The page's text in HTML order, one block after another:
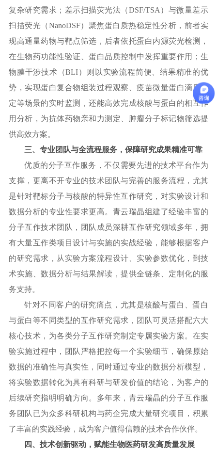
复杂研究需求；差示扫描荧光法（DSF/TSA）与微量差示
扫描荧光（NanoDSF）聚焦蛋白质热稳定性分析，前者实
现高通量药物与靶点筛选，后者依托蛋白内源荧光检测，
在生物药功能性验证、蛋白品质控制中发挥重要作用；生
物膜干涉技术（BLI）则以实验流程简便、结果精准的优
势，实现蛋白复合物组装过程观察、疫苗微量蛋白滴度鉴
定等场景的实时监测，还能高效完成核酸与蛋白的相互作
用分析，为抗体药物亲和力测定、肿瘤分子标记物筛选提
供高效方案。
三、专业团队与全流程服务，保障研究成果精准可靠
优质的分子互作服务，不仅需要先进的技术平台作为
支撑，更离不开专业的技术团队与完善的服务流程，尤其
是针对靶标分子与核酸的特异性互作研究，对实验设计和
数据分析的专业性要求更高。青云瑞晶组建了经验丰富的
分子互作技术团队，团队成员深耕互作研究领域多年，拥
有大量互作类项目设计与实施的实战经验，能够根据客户
的研究需求，从实验方案流程设计、实验参数优化，到技
术实施、数据分析与结果解读，提供全链条、定制化的服
务支持。
针对不同客户的研究痛点，尤其是核酸与蛋白、蛋白
与蛋白等不同类型的互作研究需求，团队可灵活搭配六大
核心技术，为各类分子互作研究制定专属实验方案。在实
验实施过程中，团队严格把控每一个实验细节，确保原始
数据的准确性与真实性，同时通过专业的数据分析模型，
将实验数据转化为具有科研与研发价值的结论，为客户的
后续研究指明明确方向。多年来，青云瑞晶的分子互作服
务团队已为众多科研机构与药企完成大量研究项目，积累
了丰富的实践经验，成为客户值得信赖的技术合作伙伴。
四、技术创新驱动，赋能生物医药研发高质量发展